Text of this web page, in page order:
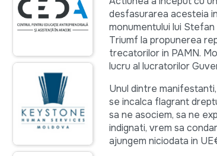
desfasurarea acesteia
monumentului lui
Triumf la propunerea
trecatorilor in PAMN.
lucru al lucratorilor
Unul dintre
se incalca flagrant
sa ne asociem, sa ne
indignati, vrem sa
ajungem niciodata in